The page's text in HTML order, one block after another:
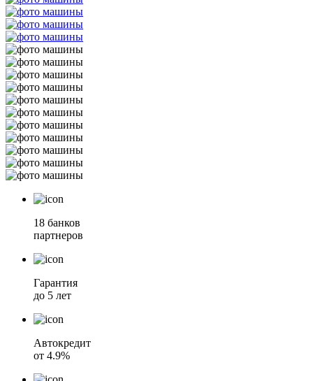
18 банков
партнеров
Гарантия
до 5 лет
Автокредит
от 4.9%